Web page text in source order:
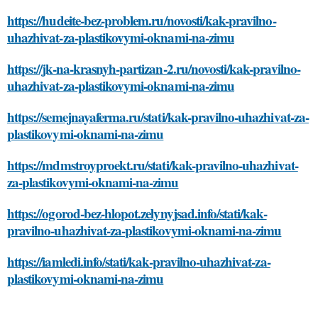
https://hudeite-bez-problem.ru/novosti/kak-pravilno-
uhazhivat-za-plastikovymi-oknami-na-zimu
https://jk-na-krasnyh-partizan-2.ru/novosti/kak-pravilno-
uhazhivat-za-plastikovymi-oknami-na-zimu
https://semejnayaferma.ru/stati/kak-pravilno-uhazhivat-za-
plastikovymi-oknami-na-zimu
https://mdmstroyproekt.ru/stati/kak-pravilno-uhazhivat-
za-plastikovymi-oknami-na-zimu
https://ogorod-bez-hlopot.zelynyjsad.info/stati/kak-
pravilno-uhazhivat-za-plastikovymi-oknami-na-zimu
https://iamledi.info/stati/kak-pravilno-uhazhivat-za-
plastikovymi-oknami-na-zimu